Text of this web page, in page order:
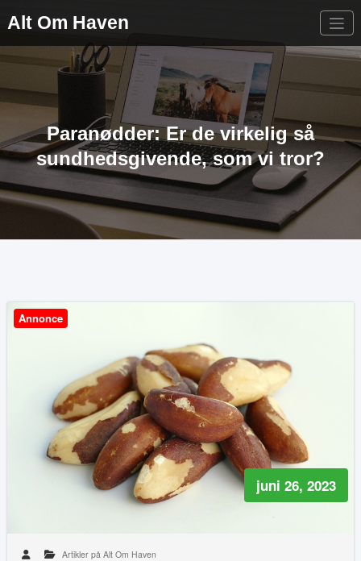
Alt Om Haven
Paranødder: Er de virkelig så
sundhedsgivende, som vi tror?
Annonce
juni 26, 2023
Artikler på Alt Om Haven